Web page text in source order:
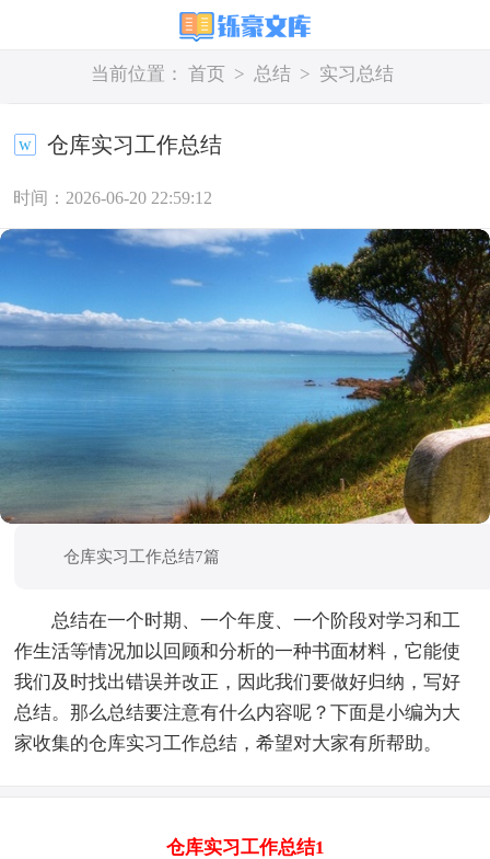
当前位置： 首页 > 总结 > 实习总结
仓库实习工作总结
时间：2026-06-20 22:59:12
仓库实习工作总结7篇
总结在一个时期、一个年度、一个阶段对学习和工
作生活等情况加以回顾和分析的一种书面材料，它能使
我们及时找出错误并改正，因此我们要做好归纳，写好
总结。那么总结要注意有什么内容呢？下面是小编为大
家收集的仓库实习工作总结，希望对大家有所帮助。
仓库实习工作总结1